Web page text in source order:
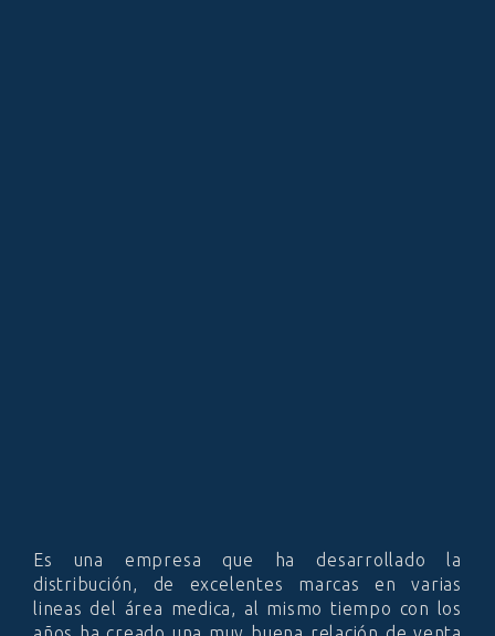
Es una empresa que ha desarrollado la
distribución, de excelentes marcas en varias
lineas del área medica, al mismo tiempo con los